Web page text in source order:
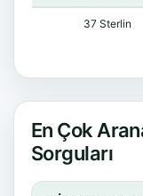
37 Sterlin
En Çok
Sorguları